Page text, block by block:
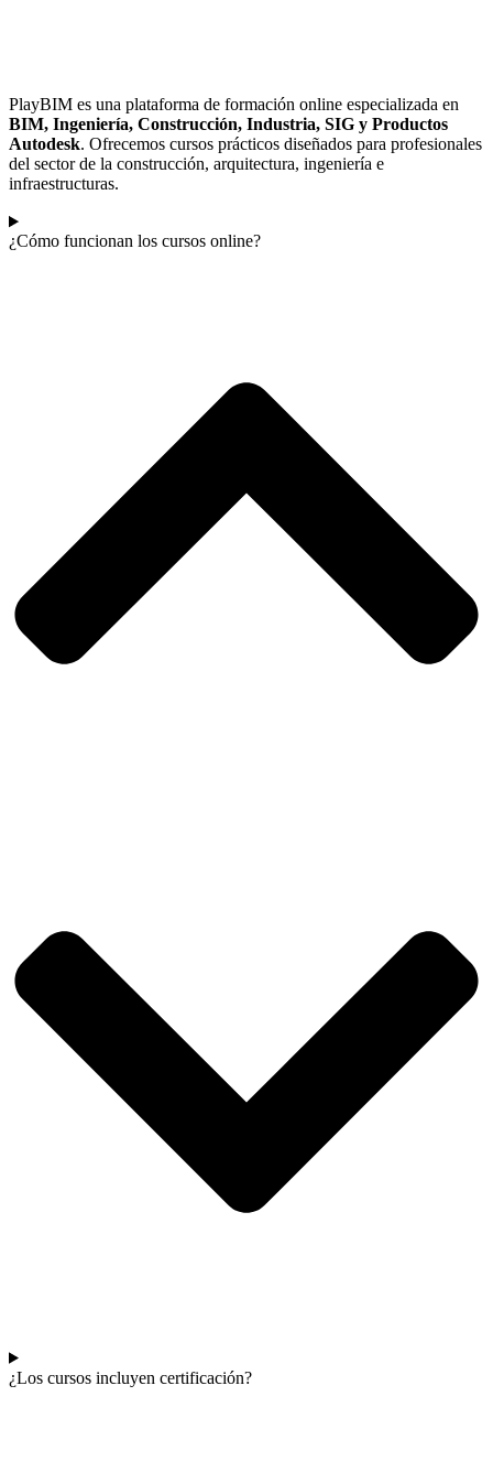
PlayBIM es una plataforma de formación online especializada en
BIM, Ingeniería, Construcción, Industria, SIG y Productos
Autodesk. Ofrecemos cursos prácticos diseñados para profesionales
del sector de la construcción, arquitectura, ingeniería e
infraestructuras.
¿Cómo funcionan los cursos online?
¿Los cursos incluyen certificación?